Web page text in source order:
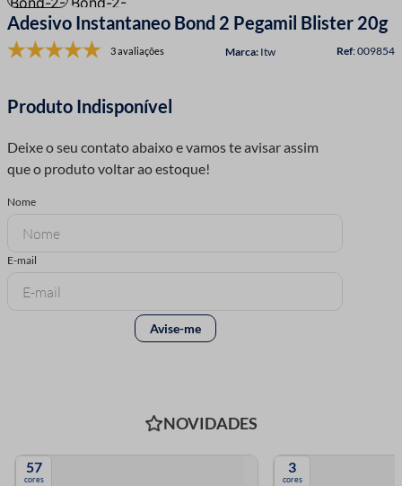
Adesivo Instantaneo Bond 2 Pegamil Blister 20g
3 avaliações Itw :009854
NOVIDADES
57
cores
3
cores